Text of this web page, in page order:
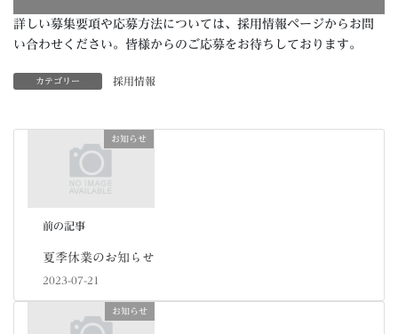
詳しい募集要項や応募方法については、採用情報ページからお問
い合わせください。皆様からのご応募をお待ちしております。
カテゴリー 採用情報
お知らせ
前の記事
夏季休業のお知らせ
2023-07-21
お知らせ